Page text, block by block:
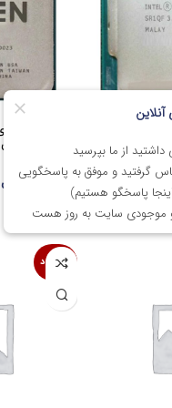
۸,۲۹۰,۰۰۰ تومان
اتمام موجودی
ناموجود